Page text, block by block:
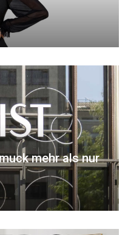
mehr als nur